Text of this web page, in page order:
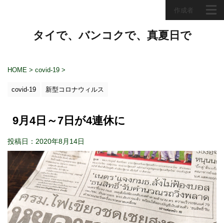
作成者
タイで、バンコクで、真夏日で
HOME > covid-19 >
covid-19 新型コロナウィルス
9月4日～7日が4連休に
投稿日：2020年8月14日